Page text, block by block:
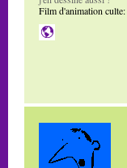
Film d'animation culte: